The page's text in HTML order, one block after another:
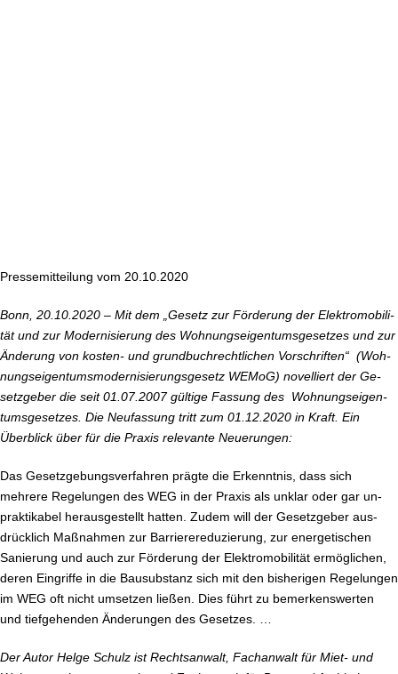
Pres­se­mit­tei­lung vom 20.10.2020
Bonn, 20.10.2020 – Mit dem „Gesetz zur Förderung der Elek­tro­mo­bi­li­
tät und zur Mo­der­ni­sie­rung des Woh­nungs­ei­gen­tums­ge­set­zes und zur
Änderung von kosten- und grund­buch­recht­li­chen Vor­schrif­ten“ (Woh­
nungs­ei­gen­tums­mo­der­ni­sie­run­g­s­g­e­s­e­tz WEMoG) novelliert der Ge­
setz­ge­ber die seit 01.07.2007 gültige Fassung des Woh­nungs­ei­gen­
tums­ge­set­zes. Die Neufassung tritt zum 01.12.2020 in Kraft. Ein
Überblick über für die Praxis relevante Neuerungen:
Das Ge­setz­ge­bungs­ver­fah­ren prägte die Erkenntnis, dass sich
mehrere Regelungen des WEG in der Praxis als unklar oder gar un­
prak­ti­ka­bel her­aus­ge­stellt hatten. Zudem will der Ge­setz­ge­ber aus­
drück­lich Maßnahmen zur Bar­rie­re­re­du­zie­rung, zur en­er­ge­ti­schen
Sanierung und auch zur Förderung der Elek­tro­mo­bi­li­tät er­mög­li­chen,
deren Eingriffe in die Bau­sub­stanz sich mit den bisherigen Regelungen
im WEG oft nicht umsetzen ließen. Dies führt zu be­mer­kens­wer­ten
und tief­ge­hen­den Änderungen des Gesetzes. …
Der Autor Helge Schulz ist Rechts­an­walt, Fachanwalt für Miet- und